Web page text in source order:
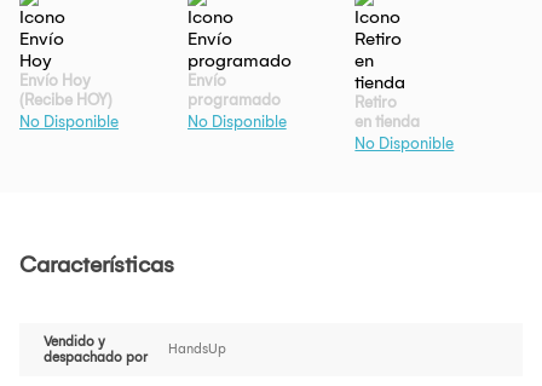
Envío Hoy
(Recibe HOY)
No Disponible
Envío
programado
No Disponible
Retiro
en tienda
No Disponible
Características
Vendido y
despachado por
HandsUp